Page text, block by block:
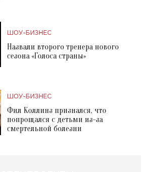
ШОУ-БИЗНЕС
Назвали второго тренера нового
сезона «Голоса страны»
ШОУ-БИЗНЕС
Фил Коллинз признался, что
попрощался с детьми из-за
смертельной болезни